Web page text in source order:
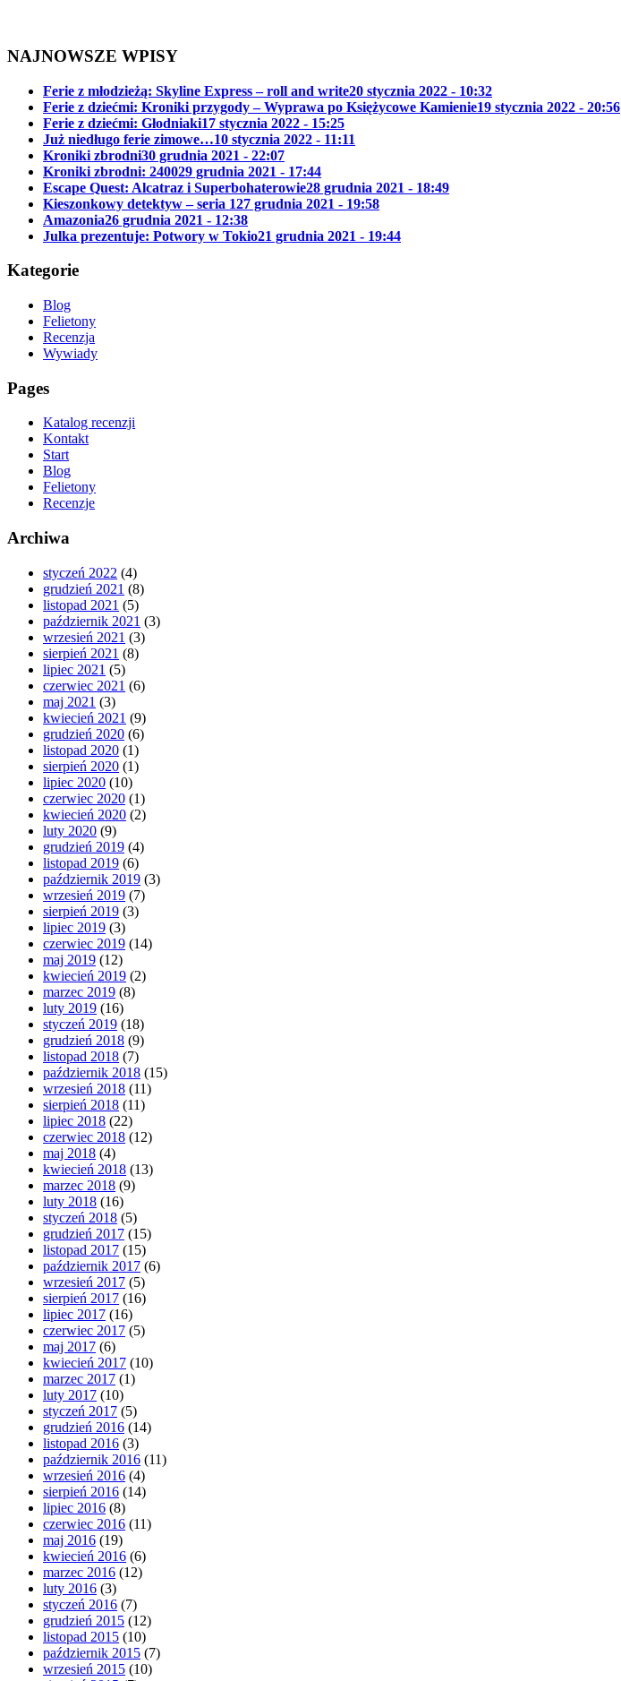
NAJNOWSZE WPISY
Ferie z młodzieżą: Skyline Express – roll and write20 stycznia 2022 - 10:32
Ferie z dziećmi: Kroniki przygody – Wyprawa po Księżycowe Kamienie19 stycznia 2022 - 20:56
Ferie z dziećmi: Głodniaki17 stycznia 2022 - 15:25
Już niedługo ferie zimowe…10 stycznia 2022 - 11:11
Kroniki zbrodni30 grudnia 2021 - 22:07
Kroniki zbrodni: 240029 grudnia 2021 - 17:44
Escape Quest: Alcatraz i Superbohaterowie28 grudnia 2021 - 18:49
Kieszonkowy detektyw – seria 127 grudnia 2021 - 19:58
Amazonia26 grudnia 2021 - 12:38
Julka prezentuje: Potwory w Tokio21 grudnia 2021 - 19:44
Kategorie
Blog
Felietony
Recenzja
Wywiady
Pages
Katalog recenzji
Kontakt
Start
Blog
Felietony
Recenzje
Archiwa
styczeń 2022 (4)
grudzień 2021 (8)
listopad 2021 (5)
październik 2021 (3)
wrzesień 2021 (3)
sierpień 2021 (8)
lipiec 2021 (5)
czerwiec 2021 (6)
maj 2021 (3)
kwiecień 2021 (9)
grudzień 2020 (6)
listopad 2020 (1)
sierpień 2020 (1)
lipiec 2020 (10)
czerwiec 2020 (1)
kwiecień 2020 (2)
luty 2020 (9)
grudzień 2019 (4)
listopad 2019 (6)
październik 2019 (3)
wrzesień 2019 (7)
sierpień 2019 (3)
lipiec 2019 (3)
czerwiec 2019 (14)
maj 2019 (12)
kwiecień 2019 (2)
marzec 2019 (8)
luty 2019 (16)
styczeń 2019 (18)
grudzień 2018 (9)
listopad 2018 (7)
październik 2018 (15)
wrzesień 2018 (11)
sierpień 2018 (11)
lipiec 2018 (22)
czerwiec 2018 (12)
maj 2018 (4)
kwiecień 2018 (13)
marzec 2018 (9)
luty 2018 (16)
styczeń 2018 (5)
grudzień 2017 (15)
listopad 2017 (15)
październik 2017 (6)
wrzesień 2017 (5)
sierpień 2017 (16)
lipiec 2017 (16)
czerwiec 2017 (5)
maj 2017 (6)
kwiecień 2017 (10)
marzec 2017 (1)
luty 2017 (10)
styczeń 2017 (5)
grudzień 2016 (14)
listopad 2016 (3)
październik 2016 (11)
wrzesień 2016 (4)
sierpień 2016 (14)
lipiec 2016 (8)
czerwiec 2016 (11)
maj 2016 (19)
kwiecień 2016 (6)
marzec 2016 (12)
luty 2016 (3)
styczeń 2016 (7)
grudzień 2015 (12)
listopad 2015 (10)
październik 2015 (7)
wrzesień 2015 (10)